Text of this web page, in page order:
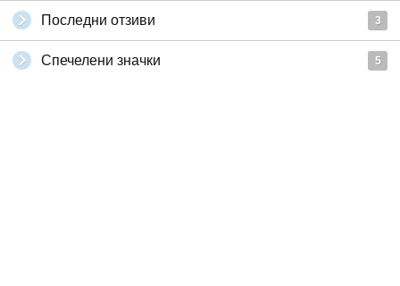
Последни отзиви 3
Спечелени значки 5